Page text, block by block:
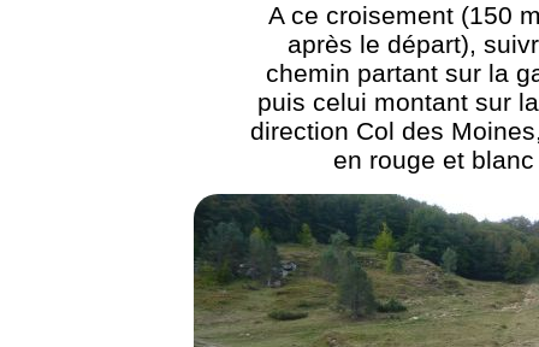
A ce croisement (150
après le départ),
chemin partant sur la
puis celui montant sur
direction Col des
en rouge et blanc